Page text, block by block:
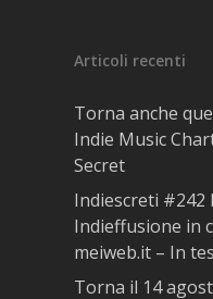
Articoli recenti
Torna anche
Indie Music
Secret
Indiescreti #242
Indieffusione in
meiweb.it – In
Torna il 14